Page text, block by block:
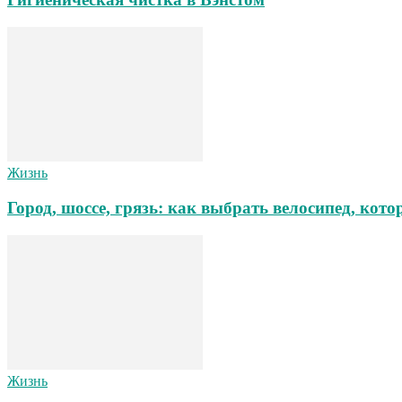
Жизнь
Город, шоссе, грязь: как выбрать велосипед,
Жизнь